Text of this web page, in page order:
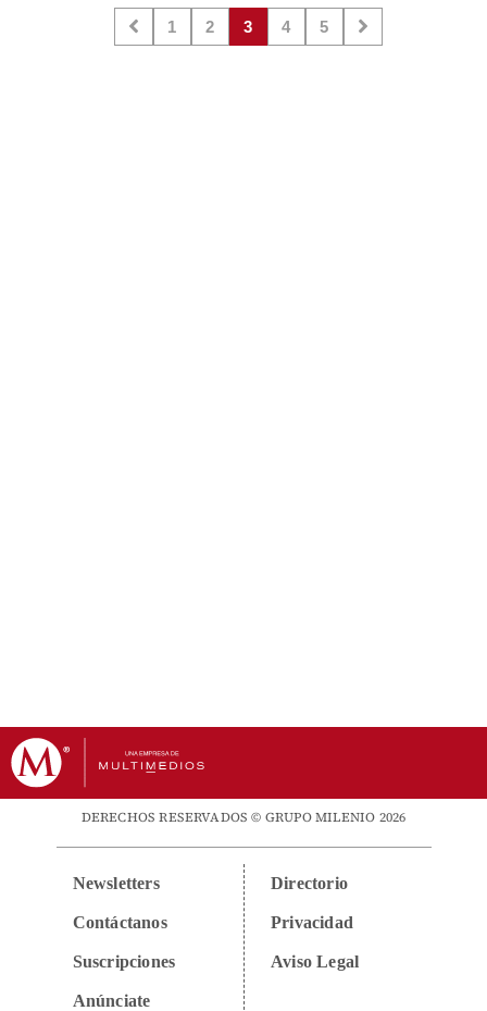
1 2 3 4 5
DERECHOS RESERVADOS © GRUPO MILENIO 2026
Newsletters
Contáctanos
Suscripciones
Anúnciate
Directorio
Privacidad
Aviso Legal